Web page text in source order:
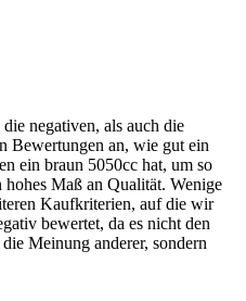
negativen, als auch die
Bewertungen an, wie gut ein
ein braun 5050cc hat, um so
Maß an Qualität. Wenige
Kaufkriterien, auf die wir
bewertet, da es nicht den
Meinung anderer, sondern